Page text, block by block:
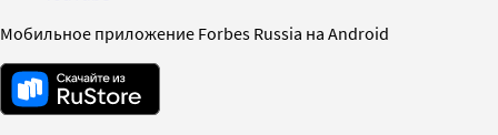
Мобильное приложение Forbes Russia на Android